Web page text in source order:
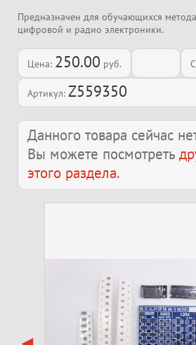
Предназначен для обучающихся
цифровой и радио электроники.
Цена: 250.00 руб.
Артикул: Z559350
Данного товара сейчас
Вы можете посмотреть
этого раздела.